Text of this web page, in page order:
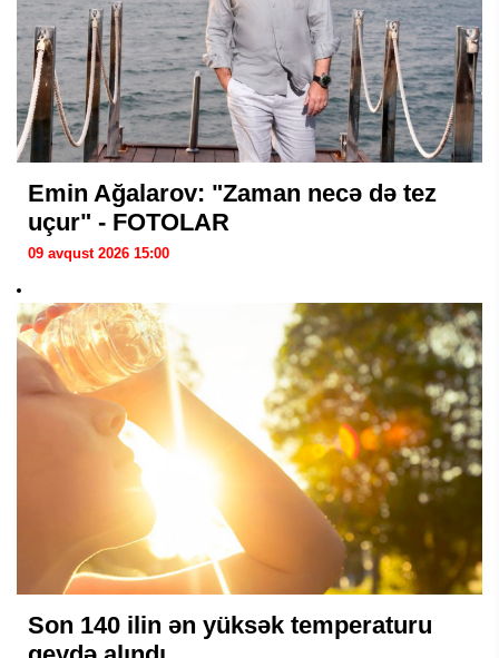
Emin Ağalarov: "Zaman necə də tez
uçur" - FOTOLAR
09 avqust 2026 15:00
Son 140 ilin ən yüksək temperaturu